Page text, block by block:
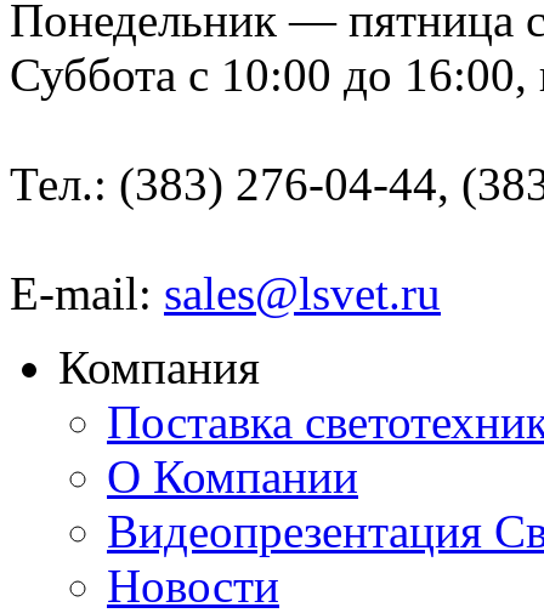
Понедельник — пятница
Суббота с 10:00 до
Тел.: (383) 276-04-44,
E-mail: sales@lsvet.ru
Компания
Поставка
О Компании
Видеопрезентация
Новости